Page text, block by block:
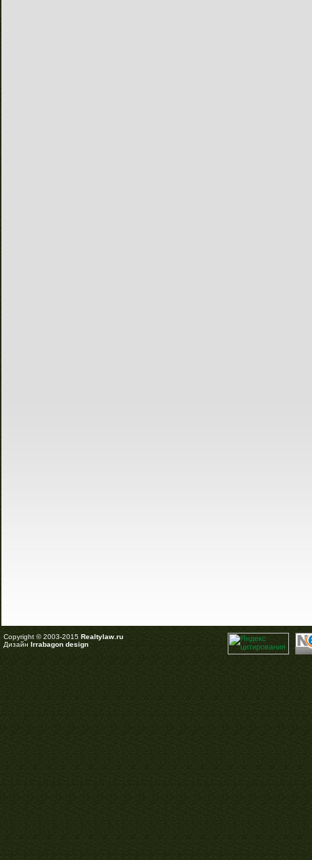
Copyright © 2003-2015 Realtylaw.ru
Дизайн Irrabagon design